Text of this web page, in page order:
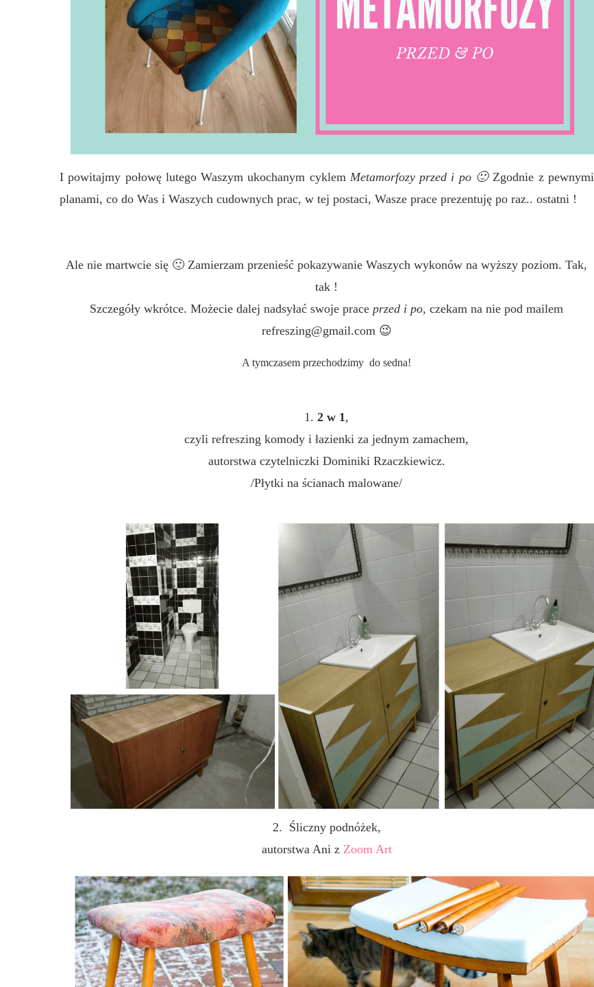
I powitajmy połowę lutego Waszym ukochanym cyklem Metamorfozy przed i po 🙂 Zgodnie z pewnymi
planami, co do Was i Waszych cudownych prac, w tej postaci, Wasze prace prezentuję po raz.. ostatni !
Ale nie martwcie się 🙂 Zamierzam przenieść pokazywanie Waszych wykonów na wyższy poziom. Tak,
tak !
Szczegóły wkrótce. Możecie dalej nadsyłać swoje prace przed i po,czekam na nie pod mailem
refreszing@gmail.com 😉
A tymczasem przechodzimy do sedna!
1.2 w 1 ,
czyli refreszing komody i łazienki za jednym zamachem,
autorstwa czytelniczki Dominiki Rzaczkiewicz.
/Płytki na ścianach malowane/
2. Śliczny podnóżek,
autorstwa Ani z Zoom Art